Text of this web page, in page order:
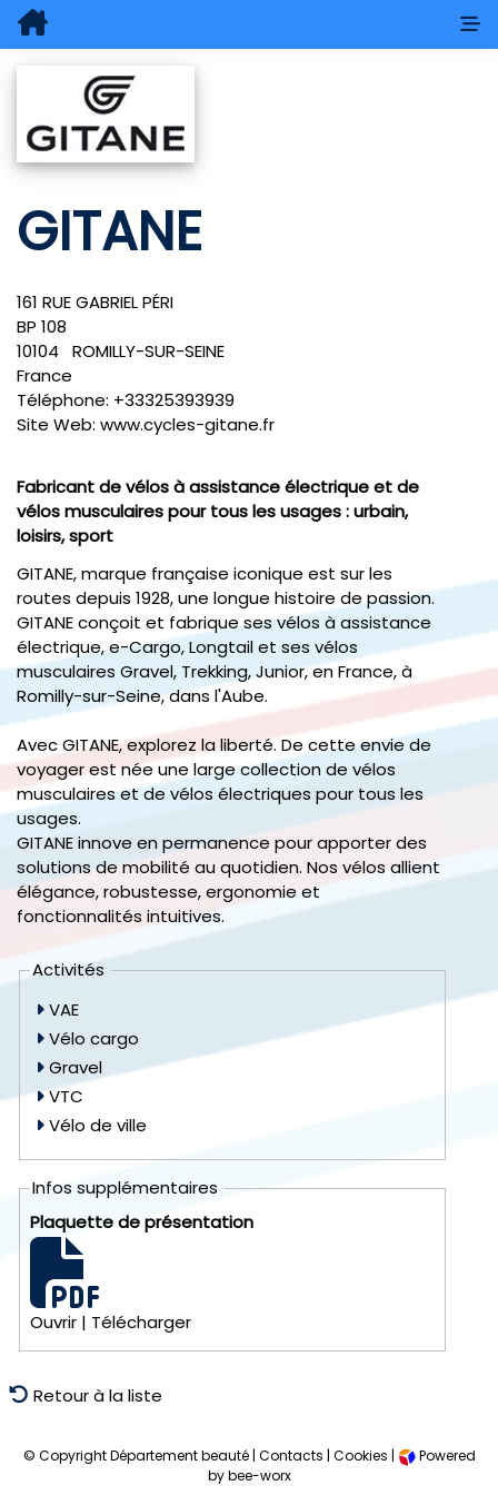
GITANE
161 RUE GABRIEL PÉRI
BP 108
10104
ROMILLY-SUR-SEINE
France
Téléphone: +33325393939
Site Web: www.cycles-gitane.fr
Fabricant de vélos à assistance électrique et de
vélos musculaires pour tous les usages : urbain,
loisirs, sport
GITANE, marque française iconique est sur les
routes depuis 1928, une longue histoire de passion.
GITANE conçoit et fabrique ses vélos à assistance
électrique, e-Cargo, Longtail et ses vélos
musculaires Gravel, Trekking, Junior, en France, à
Romilly-sur-Seine, dans l'Aube.
Avec GITANE, explorez la liberté. De cette envie de
voyager est née une large collection de vélos
musculaires et de vélos électriques pour tous les
usages.
GITANE innove en permanence pour apporter des
solutions de mobilité au quotidien. Nos vélos allient
élégance, robustesse, ergonomie et
fonctionnalités intuitives.
Activités
VAE
Vélo cargo
Gravel
VTC
Vélo de ville
Infos supplémentaires
Plaquette de présentation
Ouvrir | Télécharger
Retour à la liste
© Copyright Département beauté | Contacts | Cookies |
Powered
by bee-worx